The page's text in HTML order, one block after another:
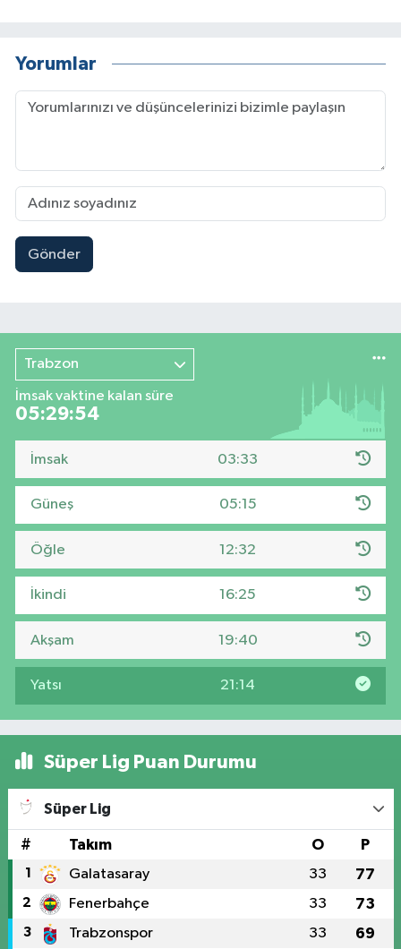
Yorumlar
Gönder
Trabzon
İmsak vaktine kalan süre
05:29:54
İmsak 03:33
Güneş 05:15
Öğle 12:32
İkindi 16:25
Akşam 19:40
Yatsı 21:14
Süper Lig Puan Durumu
Süper Lig
# Takım O P
1 Galatasaray 33 77
2 Fenerbahçe 33 73
3 Trabzonspor 33 69